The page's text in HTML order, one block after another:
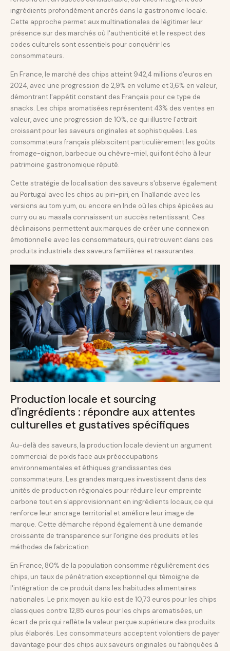
ingrédients profondément ancrés dans la gastronomie locale.
Cette approche permet aux multinationales de légitimer leur
présence sur des marchés où l'authenticité et le respect des
codes culturels sont essentiels pour conquérir les
consommateurs.
En France, le marché des chips atteint 942,4 millions d'euros en
2024, avec une progression de 2,9% en volume et 3,6% en valeur,
démontrant l'appétit constant des Français pour ce type de
snacks. Les chips aromatisées représentent 43% des ventes en
valeur, avec une progression de 10%, ce qui illustre l'attrait
croissant pour les saveurs originales et sophistiquées. Les
consommateurs français plébiscitent particulièrement les goûts
fromage-oignon, barbecue ou chèvre-miel, qui font écho à leur
patrimoine gastronomique réputé.
Cette stratégie de localisation des saveurs s'observe également
au Portugal avec les chips au piri-piri, en Thaïlande avec les
versions au tom yum, ou encore en Inde où les chips épicées au
curry ou au masala connaissent un succès retentissant. Ces
déclinaisons permettent aux marques de créer une connexion
émotionnelle avec les consommateurs, qui retrouvent dans ces
produits industriels des saveurs familières et rassurantes.
Production locale et sourcing
d'ingrédients : répondre aux attentes
culturelles et gustatives spécifiques
Au-delà des saveurs, la production locale devient un argument
commercial de poids face aux préoccupations
environnementales et éthiques grandissantes des
consommateurs. Les grandes marques investissent dans des
unités de production régionales pour réduire leur empreinte
carbone tout en s'approvisionnant en ingrédients locaux, ce qui
renforce leur ancrage territorial et améliore leur image de
marque. Cette démarche répond également à une demande
croissante de transparence sur l'origine des produits et les
méthodes de fabrication.
En France, 80% de la population consomme régulièrement des
chips, un taux de pénétration exceptionnel qui témoigne de
l'intégration de ce produit dans les habitudes alimentaires
nationales. Le prix moyen au kilo est de 10,73 euros pour les chips
classiques contre 12,85 euros pour les chips aromatisées, un
écart de prix qui reflète la valeur perçue supérieure des produits
plus élaborés. Les consommateurs acceptent volontiers de payer
davantage pour des chips aux saveurs originales ou fabriquées à